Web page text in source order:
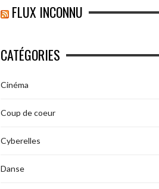
FLUX INCONNU
CATÉGORIES
Cinéma
Coup de coeur
Cyberelles
Danse